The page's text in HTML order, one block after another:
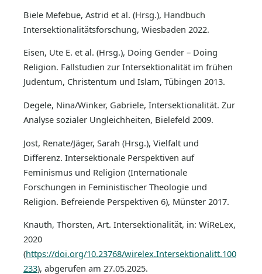
Biele Mefebue, Astrid et al. (Hrsg.), Handbuch
Intersektionalitätsforschung, Wiesbaden 2022.
Eisen, Ute E. et al. (Hrsg.), Doing Gender – Doing
Religion. Fallstudien zur Intersektionalität im frühen
Judentum, Christentum und Islam, Tübingen 2013.
Degele, Nina/Winker, Gabriele, Intersektionalität. Zur
Analyse sozialer Ungleichheiten, Bielefeld 2009.
Jost, Renate/Jäger, Sarah (Hrsg.), Vielfalt und
Differenz. Intersektionale Perspektiven auf
Feminismus und Religion (Internationale
Forschungen in Feministischer Theologie und
Religion. Befreiende Perspektiven 6), Münster 2017.
Knauth, Thorsten, Art. Intersektionalität, in: WiReLex,
2020
(https://doi.org/10.23768/wirelex.Intersektionalitt.100
233), abgerufen am 27.05.2025.